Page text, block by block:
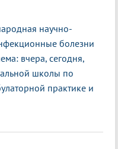
научно-
болезни
вчера, сегодня,
школы по
практике и